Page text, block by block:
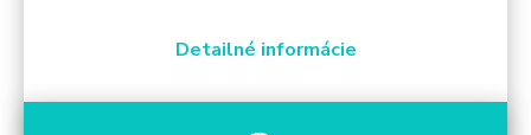
Detailné informácie